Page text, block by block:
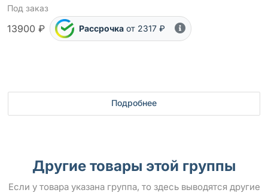
Под заказ
13900 ₽ Рассрочка от 2317 ₽
Подробнее
Другие товары этой группы
Если у товара указана группа, то здесь выводятся другие